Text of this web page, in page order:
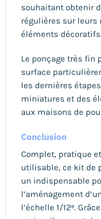
souhaitant obtenir
régulières sur leurs
éléments
Le ponçage très fin
surface
les dernières
miniatures et des
aux maisons de
Conclusion
Complet, pratique
utilisable, ce kit de
un indispensable
l’aménagement
l’échelle 1/12ᵉ.